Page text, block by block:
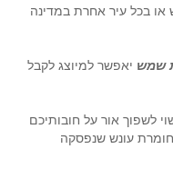
או בכל עיר אחרת במדינה
שמש יאפשר למיוצג לקבל
לשפוך אור על חובותיכם
עונש שנפסקה